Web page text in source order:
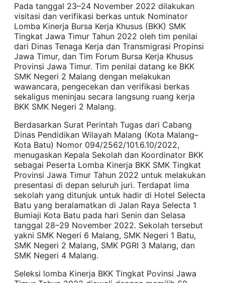
Pada tanggal 23–24 November 2022 dilakukan
visitasi dan verifikasi berkas untuk Nominator
Lomba Kinerja Bursa Kerja Khusus (BKK) SMK
Tingkat Jawa Timur Tahun 2022 oleh tim penilai
dari Dinas Tenaga Kerja dan Transmigrasi Propinsi
Jawa Timur, dan Tim Forum Bursa Kerja Khusus
Provinsi Jawa Timur. Tim penilai datang ke BKK
SMK Negeri 2 Malang dengan melakukan
wawancara, pengecekan dan verifikasi berkas
sekaligus meninjau secara langsung ruang kerja
BKK SMK Negeri 2 Malang.
Berdasarkan Surat Perintah Tugas dari Cabang
Dinas Pendidikan Wilayah Malang (Kota Malang–
Kota Batu) Nomor 094/2562/101.6.10/2022,
menugaskan Kepala Sekolah dan Koordinator BKK
sebagai Peserta Lomba Kinerja BKK SMK Tingkat
Provinsi Jawa Timur Tahun 2022 untuk melakukan
presentasi di depan seluruh juri. Terdapat lima
sekolah yang ditunjuk untuk hadir di Hotel Selecta
Batu yang beralamatkan di Jalan Raya Selecta 1
Bumiaji Kota Batu pada hari Senin dan Selasa
tanggal 28–29 November 2022. Sekolah tersebut
yakni SMK Negeri 6 Malang, SMK Negeri 1 Batu,
SMK Negeri 2 Malang, SMK PGRI 3 Malang, dan
SMK Negeri 4 Malang.
Seleksi lomba Kinerja BKK Tingkat Povinsi Jawa